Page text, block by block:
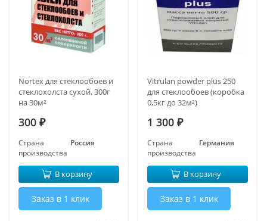
Nortex для стеклообоев и
стеклохолста сухой, 300г
на 30м²
300 ₽
Страна
производства
Россия
В корзину
Заказ в 1 клик
Vitrulan powder plus 250
для стеклообоев (коробка
0,5кг до 32м²)
1 300 ₽
Страна
производства
Германия
В корзину
Заказ в 1 клик